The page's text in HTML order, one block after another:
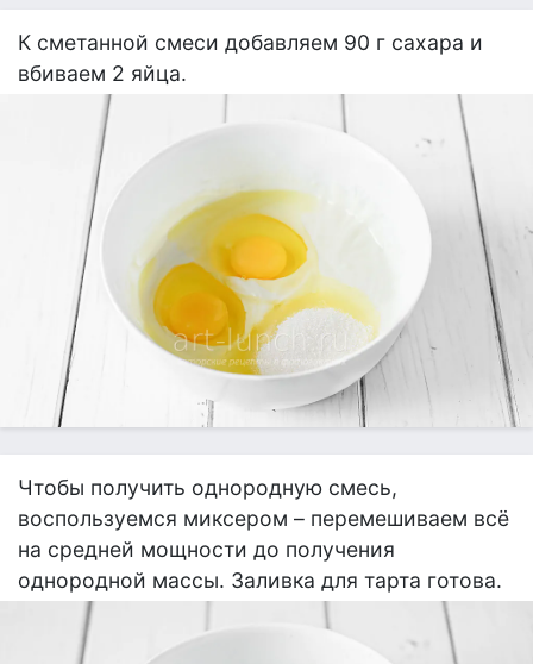
К сметанной смеси добавляем 90 г сахара и
вбиваем 2 яйца.
Чтобы получить однородную смесь,
воспользуемся миксером – перемешиваем всё
на средней мощности до получения
однородной массы. Заливка для тарта готова.